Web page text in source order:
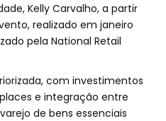
Kelly Carvalho, a partir
realizado em janeiro
pela National Retail
com investimentos
e integração entre
de bens essenciais